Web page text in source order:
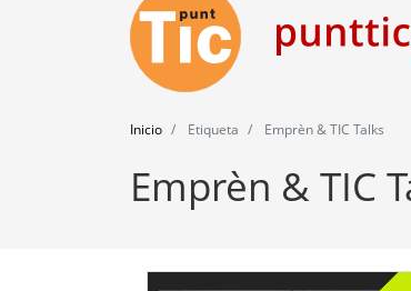
Inicio Etiqueta Emprèn & TIC Talks
Emprèn & TIC